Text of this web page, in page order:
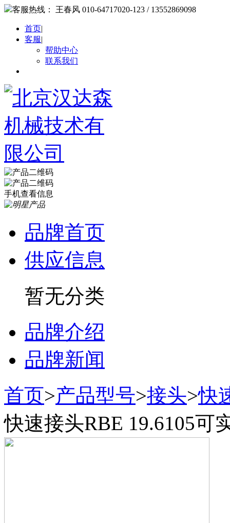
客服热线： 王春风 010-64717020-123 / 13552869098
首页|
客服|
帮助中心
联系我们
手机查看信息
品牌首页
供应信息
暂无分类
品牌介绍
品牌新闻
首页>产品型号>接头>快
快速接头RBE 19.6105可